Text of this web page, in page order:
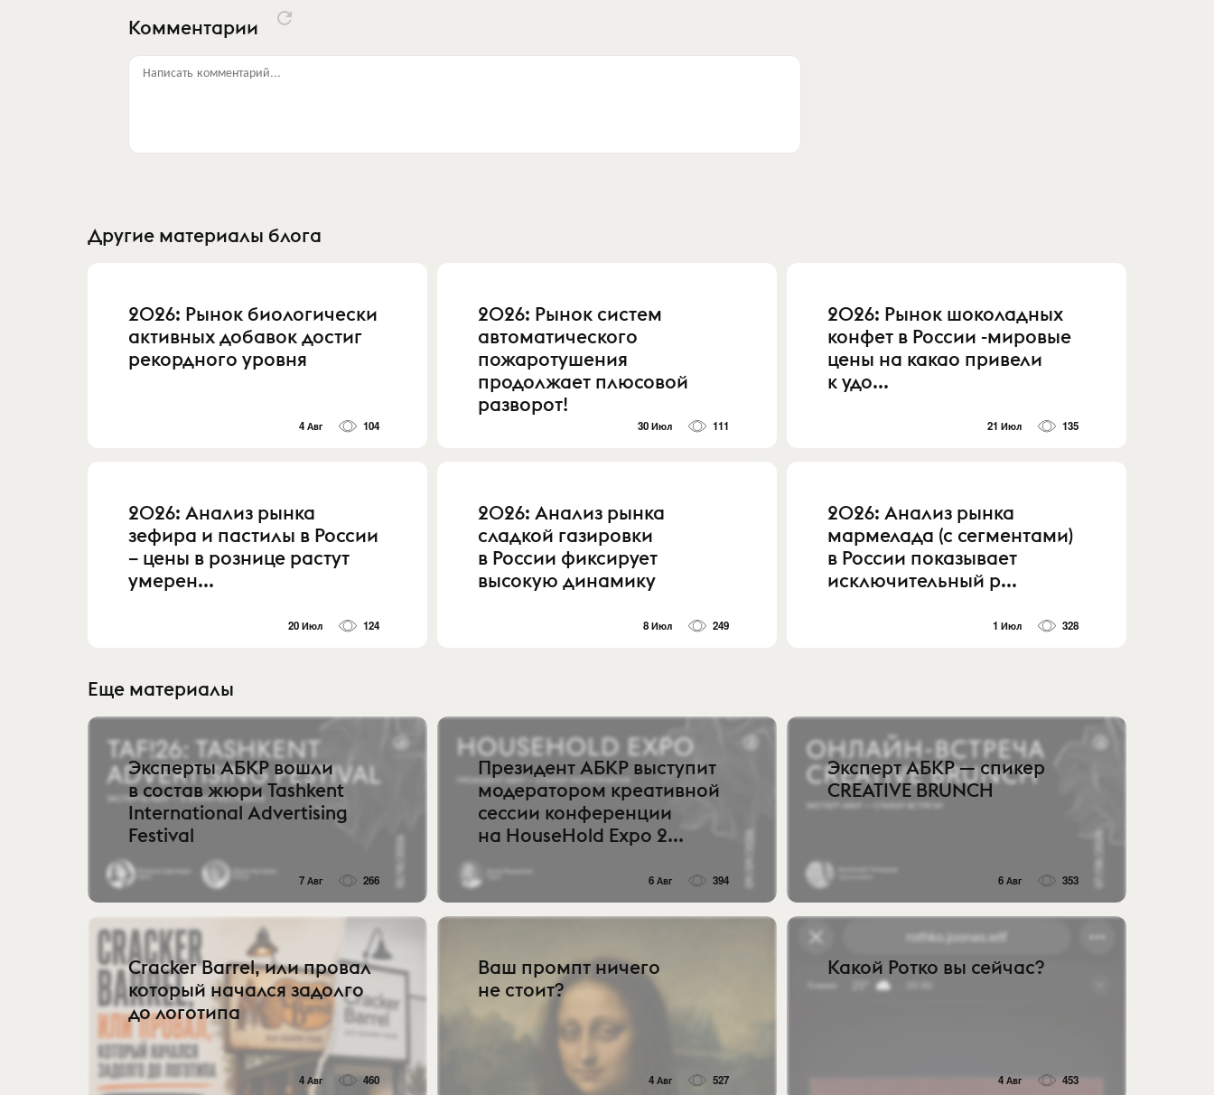
Комментарии
Написать комментарий...
Другие материалы блога
2026: Рынок биологически
активных добавок достиг
рекордного уровня
4 Авг 104
2026: Рынок систем
автоматического
пожаротушения
продолжает плюсовой
разворот!
30 Июл 111
2026: Рынок шоколадных
конфет в России -мировые
цены на какао привели
к удо...
21 Июл 135
2026: Анализ рынка
зефира и пастилы в России
– цены в рознице растут
умерен...
20 Июл 124
2026: Анализ рынка
сладкой газировки
в России фиксирует
высокую динамику
8 Июл 249
2026: Анализ рынка
мармелада (с сегментами)
в России показывает
исключительный р...
1 Июл 328
Еще материалы
Эксперты АБКР вошли
в состав жюри Tashkent
International Advertising
Festival
7 Авг 266
Президент АБКР выступит
модератором креативной
сессии конференции
на HouseHold Expo 2...
6 Авг 394
Эксперт АБКР — спикер
CREATIVE BRUNCH
6 Авг 353
Cracker Barrel, или провал
который начался задолго
до логотипа
4 Авг 460
Ваш промпт ничего
не стоит?
4 Авг 527
Какой Ротко вы сейчас?
4 Авг 453